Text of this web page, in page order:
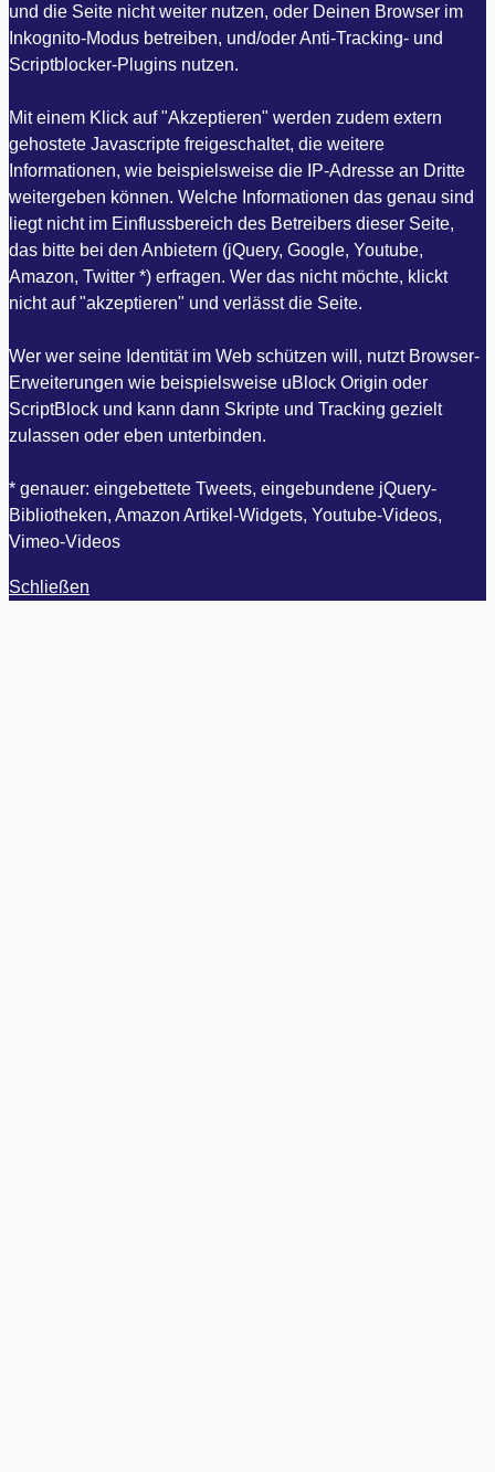
und die Seite nicht weiter nutzen, oder Deinen Browser im
Inkognito-Modus betreiben, und/oder Anti-Tracking- und
Scriptblocker-Plugins nutzen.
Mit einem Klick auf "Akzeptieren" werden zudem extern
gehostete Javascripte freigeschaltet, die weitere
Informationen, wie beispielsweise die IP-Adresse an Dritte
weitergeben können. Welche Informationen das genau sind
liegt nicht im Einflussbereich des Betreibers dieser Seite,
das bitte bei den Anbietern (jQuery, Google, Youtube,
Amazon, Twitter *) erfragen. Wer das nicht möchte, klickt
nicht auf "akzeptieren" und verlässt die Seite.
Wer wer seine Identität im Web schützen will, nutzt Browser-
Erweiterungen wie beispielsweise uBlock Origin oder
ScriptBlock und kann dann Skripte und Tracking gezielt
zulassen oder eben unterbinden.
* genauer: eingebettete Tweets, eingebundene jQuery-
Bibliotheken, Amazon Artikel-Widgets, Youtube-Videos,
Vimeo-Videos
Schließen